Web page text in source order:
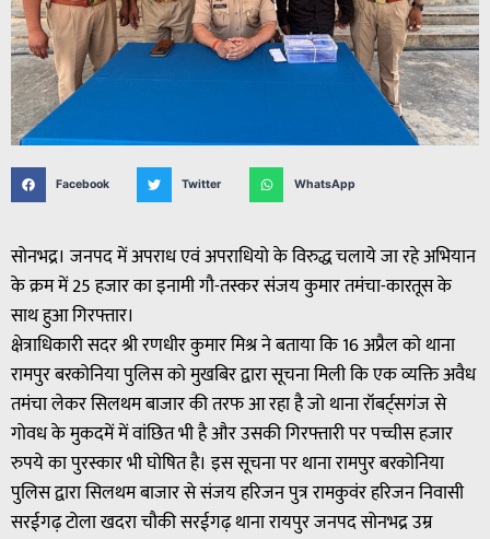
Facebook Twitter WhatsApp
सोनभद्र। जनपद में अपराध एवं अपराधियो के विरुद्ध चलाये जा रहे अभियान
के क्रम में 25 हजार का इनामी गौ-तस्कर संजय कुमार तमंचा-कारतूस के
साथ हुआ गिरफ्तार।
क्षेत्राधिकारी सदर श्री रणधीर कुमार मिश्र ने बताया कि 16 अप्रैल को थाना
रामपुर बरकोनिया पुलिस को मुखबिर द्वारा सूचना मिली कि एक व्यक्ति अवैध
तमंचा लेकर सिलथम बाजार की तरफ आ रहा है जो थाना रॉबर्ट्सगंज से
गोवध के मुकदमें में वांछित भी है और उसकी गिरफ्तारी पर पच्चीस हजार
रुपये का पुरस्कार भी घोषित है। इस सूचना पर थाना रामपुर बरकोनिया
पुलिस द्वारा सिलथम बाजार से संजय हरिजन पुत्र रामकुवंर हरिजन निवासी
सरईगढ़ टोला खदरा चौकी सरईगढ़ थाना रायपुर जनपद सोनभद्र उम्र